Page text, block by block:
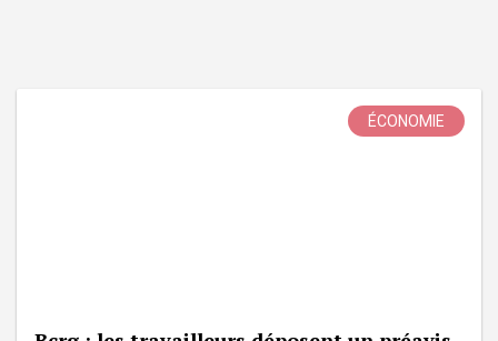
ÉCONOMIE